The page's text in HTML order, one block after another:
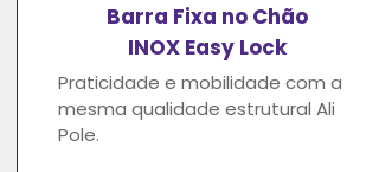
Barra Fixa no Chão
INOX Easy Lock
Praticidade e mobilidade com a
mesma qualidade estrutural Ali
Pole.